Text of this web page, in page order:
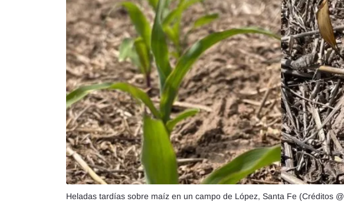
Heladas tardías sobre maíz en un campo de López, Santa Fe (Créditos